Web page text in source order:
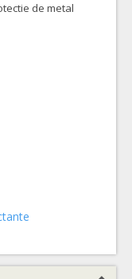
de metal